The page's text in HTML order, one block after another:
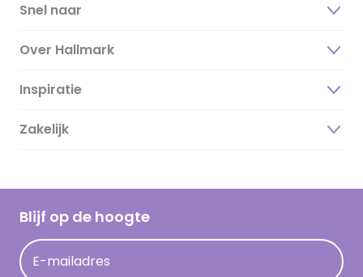
Snel naar
Over Hallmark
Over ons
Duurzaamheid
Hallmark Kaartclub
Acties
Persberichten
Inspiratie
Magazine
Cadeau inspiratie
Kaartinspiratie
Zakelijk
Blijf op de hoogte
E-mailadres